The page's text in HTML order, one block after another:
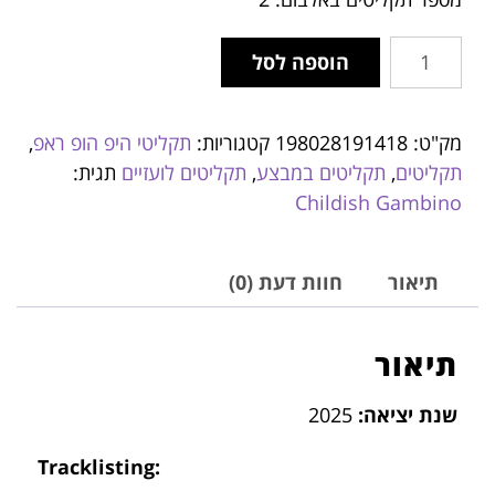
הוספה לסל
מק"ט: 198028191418 קטגוריות: תקליטי היפ הופ ראפ,
תקליטים, תקליטים במבצע, תקליטים לועזיים תגית:
Childish Gambino
תיאור חוות דעת (0)
תיאור
שנת יציאה:
Tracklisting: